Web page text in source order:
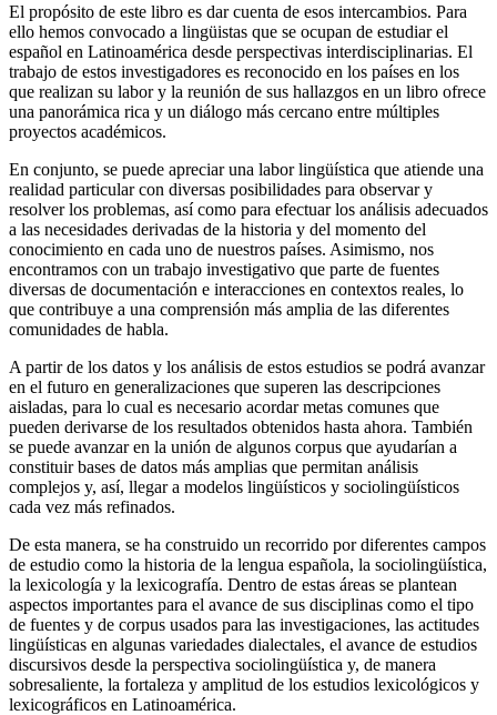
El propósito de este libro es dar cuenta de esos intercambios. Para
ello hemos convocado a lingüistas que se ocupan de estudiar el
español en Latinoamérica desde perspectivas interdisciplinarias. El
trabajo de estos investigadores es reconocido en los países en los
que realizan su labor y la reunión de sus hallazgos en un libro ofrece
una panorámica rica y un diálogo más cercano entre múltiples
proyectos académicos.
En conjunto, se puede apreciar una labor lingüística que atiende una
realidad particular con diversas posibilidades para observar y
resolver los problemas, así como para efectuar los análisis adecuados
a las necesidades derivadas de la historia y del momento del
conocimiento en cada uno de nuestros países. Asimismo, nos
encontramos con un trabajo investigativo que parte de fuentes
diversas de documentación e interacciones en contextos reales, lo
que contribuye a una comprensión más amplia de las diferentes
comunidades de habla.
A partir de los datos y los análisis de estos estudios se podrá avanzar
en el futuro en generalizaciones que superen las descripciones
aisladas, para lo cual es necesario acordar metas comunes que
pueden derivarse de los resultados obtenidos hasta ahora. También
se puede avanzar en la unión de algunos corpus que ayudarían a
constituir bases de datos más amplias que permitan análisis
complejos y, así, llegar a modelos lingüísticos y sociolingüísticos
cada vez más refinados.
De esta manera, se ha construido un recorrido por diferentes campos
de estudio como la historia de la lengua española, la sociolingüística,
la lexicología y la lexicografía. Dentro de estas áreas se plantean
aspectos importantes para el avance de sus disciplinas como el tipo
de fuentes y de corpus usados para las investigaciones, las actitudes
lingüísticas en algunas variedades dialectales, el avance de estudios
discursivos desde la perspectiva sociolingüística y, de manera
sobresaliente, la fortaleza y amplitud de los estudios lexicológicos y
lexicográficos en Latinoamérica.